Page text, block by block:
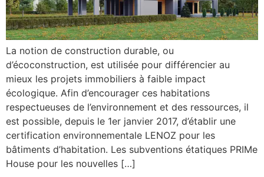
La notion de construction durable, ou
d’écoconstruction, est utilisée pour différencier au
mieux les projets immobiliers à faible impact
écologique. Afin d’encourager ces habitations
respectueuses de l’environnement et des ressources, il
est possible, depuis le 1er janvier 2017, d’établir une
certification environnementale LENOZ pour les
bâtiments d’habitation. Les subventions étatiques PRIMe
House pour les nouvelles […]